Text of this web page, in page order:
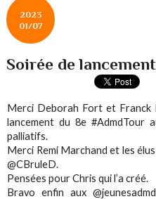
2023
01/07
Soirée de
Merci Deborah Fort et Franck
lancement du 8e #AdmdTour
palliatifs.
Merci Remi Marchand et les
@CBruleD.
Pensées pour Chris qui l’a créé.
Bravo enfin aux